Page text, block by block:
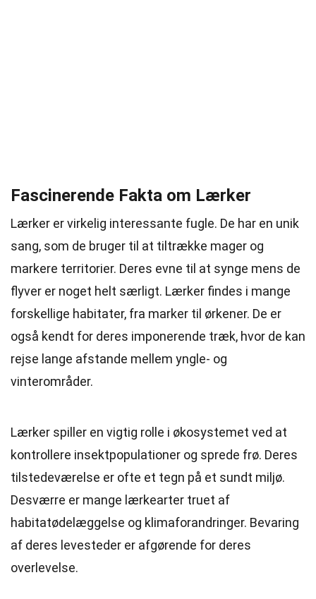
Fascinerende Fakta om Lærker
Lærker er virkelig interessante fugle. De har en unik
sang, som de bruger til at tiltrække mager og
markere territorier. Deres evne til at synge mens de
flyver er noget helt særligt. Lærker findes i mange
forskellige habitater, fra marker til ørkener. De er
også kendt for deres imponerende træk, hvor de kan
rejse lange afstande mellem yngle- og
vinterområder.
Lærker spiller en vigtig rolle i økosystemet ved at
kontrollere insektpopulationer og sprede frø. Deres
tilstedeværelse er ofte et tegn på et sundt miljø.
Desværre er mange lærkearter truet af
habitatødelæggelse og klimaforandringer. Bevaring
af deres levesteder er afgørende for deres
overlevelse.